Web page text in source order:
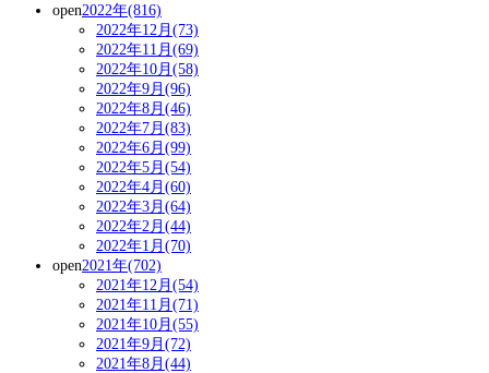
open2022年(816)
2022年12月(73)
2022年11月(69)
2022年10月(58)
2022年9月(96)
2022年8月(46)
2022年7月(83)
2022年6月(99)
2022年5月(54)
2022年4月(60)
2022年3月(64)
2022年2月(44)
2022年1月(70)
open2021年(702)
2021年12月(54)
2021年11月(71)
2021年10月(55)
2021年9月(72)
2021年8月(44)